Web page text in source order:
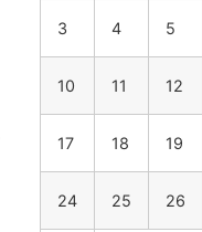
3 4 5
10 11 12
17 18 19
24 25 26